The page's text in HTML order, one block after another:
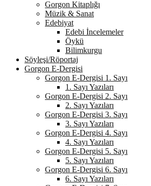
Gorgon Kitaplığı
Müzik & Sanat
Edebiyat
Edebi İncelemeler
Öykü
Bilimkurgu
Söyleşi/Röportaj
Gorgon E-Dergisi
Gorgon E-Dergisi 1. Sayı
1. Sayı Yazıları
Gorgon E-Dergisi 2. Sayı
2. Sayı Yazıları
Gorgon E-Dergisi 3. Sayı
3. Sayı Yazıları
Gorgon E-Dergisi 4. Sayı
4. Sayı Yazıları
Gorgon E-Dergisi 5. Sayı
5. Sayı Yazıları
Gorgon E-Dergisi 6. Sayı
6. Sayı Yazıları